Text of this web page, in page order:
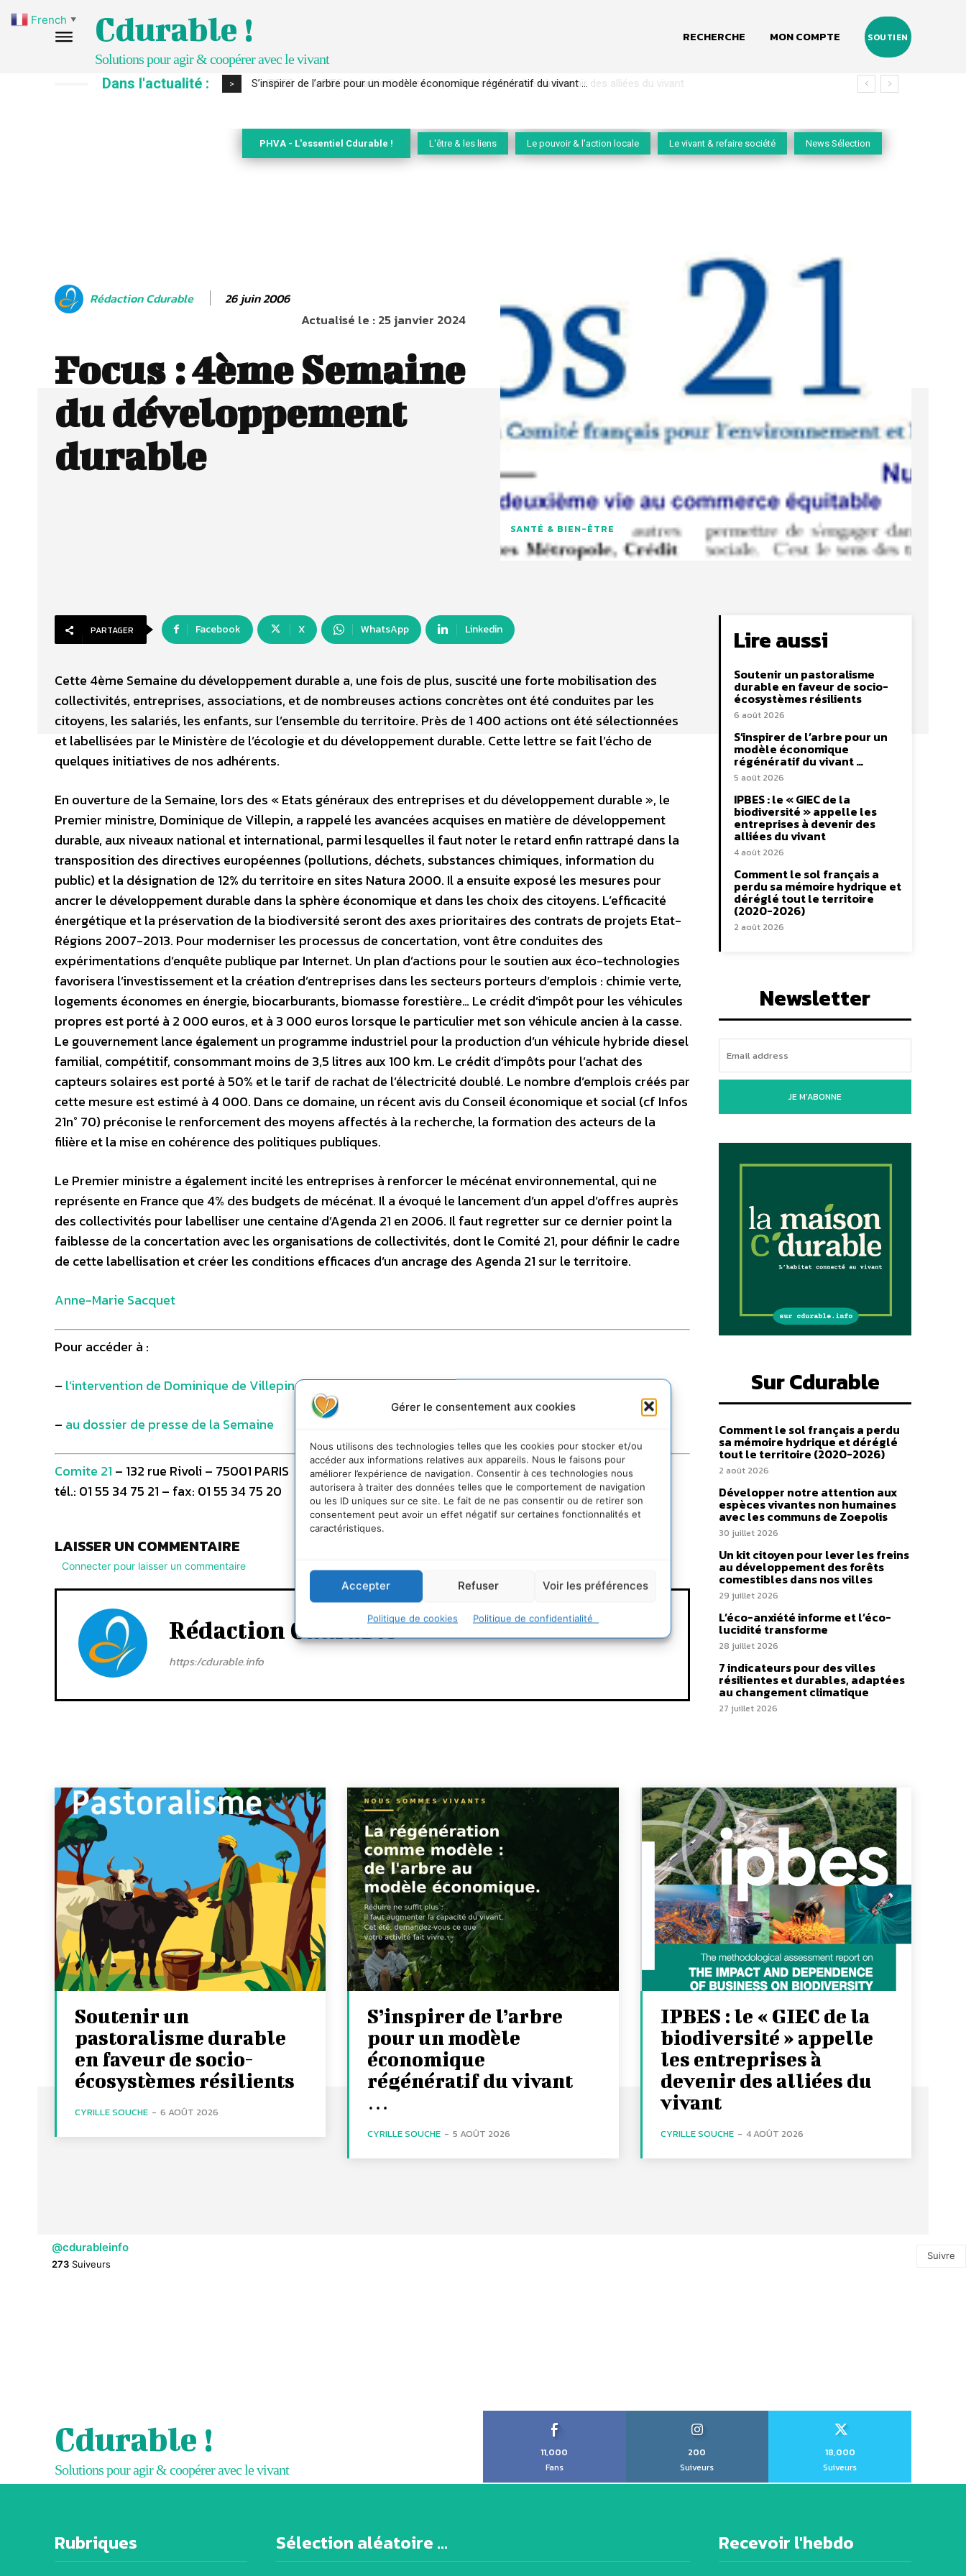
Gérer le consentement aux cookies
Nous utilisons des technologies telles que les cookies pour stocker et/ou
accéder aux informations relatives aux appareils. Nous le faisons pour
améliorer l’expérience de navigation. Consentir à ces technologies nous
autorisera à traiter des données telles que le comportement de navigation
ou les ID uniques sur ce site. Le fait de ne pas consentir ou de retirer son
consentement peut avoir un effet négatif sur certaines fonctionnalités et
caractéristiques.
Accepter Refuser Voir les préférences
Politique de cookies Politique de confidentialité
Cdurable !
Solutions pour agir & coopérer avec le vivant
RECHERCHE MON COMPTE SOUTIEN
Dans l'actualité : > IPBES : le « GIEC de la biodiversité » appelle les entreprises à devenir des alliées du vivant
PHVA - L'essentiel Cdurable ! L'être & les liens Le pouvoir & l'action locale Le vivant & refaire société News Sélection
Rédaction Cdurable 26 juin 2006
Actualisé le :25 janvier 2024
Focus : 4ème Semaine
du développement
durable
SANTÉ & BIEN-ÊTRE
PARTAGER Facebook X WhatsApp Linkedin
Cette 4ème Semaine du développement durable a, une fois de plus, suscité une forte mobilisation des
collectivités, entreprises, associations, et de nombreuses actions concrètes ont été conduites par les
citoyens, les salariés, les enfants, sur l’ensemble du territoire. Près de 1 400 actions ont été sélectionnées
et labellisées par le Ministère de l’écologie et du développement durable. Cette lettre se fait l’écho de
quelques initiatives de nos adhérents.
En ouverture de la Semaine, lors des « Etats généraux des entreprises et du développement durable », le
Premier ministre, Dominique de Villepin, a rappelé les avancées acquises en matière de développement
durable, aux niveaux national et international, parmi lesquelles il faut noter le retard enfin rattrapé dans la
transposition des directives européennes (pollutions, déchets, substances chimiques, information du
public) et la désignation de 12% du territoire en sites Natura 2000. Il a ensuite exposé les mesures pour
ancrer le développement durable dans la sphère économique et dans les choix des citoyens. L’efficacité
énergétique et la préservation de la biodiversité seront des axes prioritaires des contrats de projets Etat-
Régions 2007-2013. Pour moderniser les processus de concertation, vont être conduites des
expérimentations d’enquête publique par Internet. Un plan d’actions pour le soutien aux éco-technologies
favorisera l’investissement et la création d’entreprises dans les secteurs porteurs d’emplois : chimie verte,
logements économes en énergie, biocarburants, biomasse forestière… Le crédit d’impôt pour les véhicules
propres est porté à 2 000 euros, et à 3 000 euros lorsque le particulier met son véhicule ancien à la casse.
Le gouvernement lance également un programme industriel pour la production d’un véhicule hybride diesel
familial, compétitif, consommant moins de 3,5 litres aux 100 km. Le crédit d’impôts pour l’achat des
capteurs solaires est porté à 50% et le tarif de rachat de l’électricité doublé. Le nombre d’emplois créés par
cette mesure est estimé à 4 000. Dans ce domaine, un récent avis du Conseil économique et social (cf Infos
21n° 70) préconise le renforcement des moyens affectés à la recherche, la formation des acteurs de la
filière et la mise en cohérence des politiques publiques.
Le Premier ministre a également incité les entreprises à renforcer le mécénat environnemental, qui ne
représente en France que 4% des budgets de mécénat. Il a évoqué le lancement d’un appel d’offres auprès
des collectivités pour labelliser une centaine d’Agenda 21 en 2006. Il faut regretter sur ce dernier point la
faiblesse de la concertation avec les organisations de collectivités, dont le Comité 21, pour définir le cadre
de cette labellisation et créer les conditions efficaces d’un ancrage des Agenda 21 sur le territoire.
Anne-Marie Sacquet
Pour accéder à :
– l’intervention de Dominique de Villepin
– au dossier de presse de la Semaine
Comite 21 – 132 rue Rivoli – 75001 PARIS
tél.: 01 55 34 75 21 – fax: 01 55 34 75 20
LAISSER UN COMMENTAIRE
Connecter pour laisser un commentaire
Rédaction Cdurable
https:/cdurable.info
Lire aussi
Soutenir un pastoralisme
durable en faveur de socio-
écosystèmes résilients
6 août 2026
S’inspirer de l’arbre pour un
modèle économique
régénératif du vivant …
5 août 2026
IPBES : le « GIEC de la
biodiversité » appelle les
entreprises à devenir des
alliées du vivant
4 août 2026
Comment le sol français a
perdu sa mémoire hydrique et
déréglé tout le territoire
(2020-2026)
2 août 2026
Newsletter
JE M'ABONNE
Sur Cdurable
Comment le sol français a perdu
sa mémoire hydrique et déréglé
tout le territoire (2020-2026)
2 août 2026
Développer notre attention aux
espèces vivantes non humaines
avec les communs de Zoepolis
30 juillet 2026
Un kit citoyen pour lever les freins
au développement des forêts
comestibles dans nos villes
29 juillet 2026
L’éco-anxiété informe et l’éco-
lucidité transforme
28 juillet 2026
7 indicateurs pour des villes
résilientes et durables, adaptées
au changement climatique
27 juillet 2026
Soutenir un
pastoralisme durable
en faveur de socio-
écosystèmes résilients
CYRILLE SOUCHE - 6 AOÛT 2026
S’inspirer de l’arbre
pour un modèle
économique
régénératif du vivant
…
CYRILLE SOUCHE - 5 AOÛT 2026
IPBES : le « GIEC de la
biodiversité » appelle
les entreprises à
devenir des alliées du
vivant
CYRILLE SOUCHE - 4 AOÛT 2026
@cdurableinfo
273 Suiveurs
Suivre
Cdurable !
Solutions pour agir & coopérer avec le vivant
11,000
Fans
200
Suiveurs
18,000
Suiveurs
Rubriques Sélection aléatoire ... Recevoir l'hebdo
French ▼